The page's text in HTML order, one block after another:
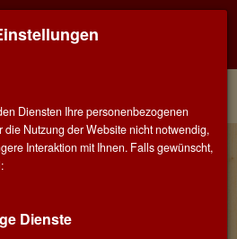
Blog - Aktuell
Ladens in Salach
26. Juli 2018 von Kerstin Rippchen
Diensten Ihre personenbezogenen
die Nutzung der Website nicht notwendig,
Interaktion mit Ihnen. Falls gewünscht,
Dienste